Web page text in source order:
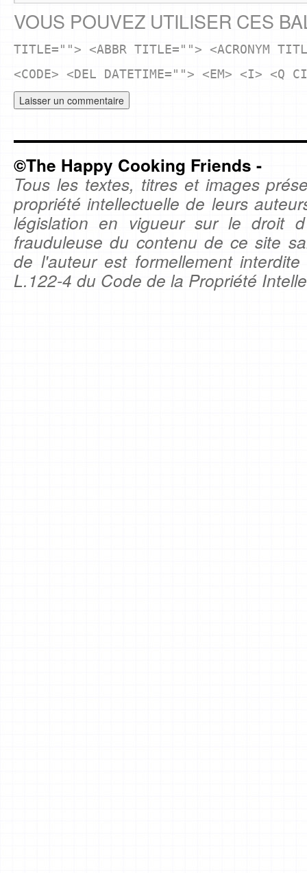
VOUS POUVEZ UTILISER CES
TITLE=""> <ABBR TITLE=""> <ACRONYM
<CODE> <DEL DATETIME=""> <EM> <I> <Q
©The Happy Cooking Friends -
Tous les textes, titres et images
propriété intellectuelle de leurs
législation en vigueur sur le droit
frauduleuse du contenu de ce site
de l'auteur est formellement
L.122-4 du Code de la Propriété